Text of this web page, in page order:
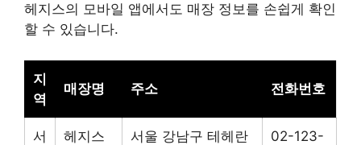
헤지스의 모바일 앱에서도 매장 정보를 손쉽게 확인
할 수 있습니다.
지
역
매장명 주소 전화번호
서
헤지스
서울 강남구 테헤란
02-123-